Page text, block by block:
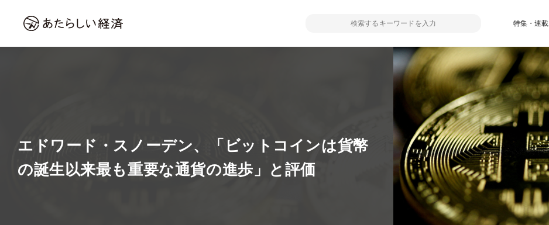
特集・連載
エドワード・スノーデン、「ビットコインは貨幣
の誕生以来最も重要な通貨の進歩」と評価